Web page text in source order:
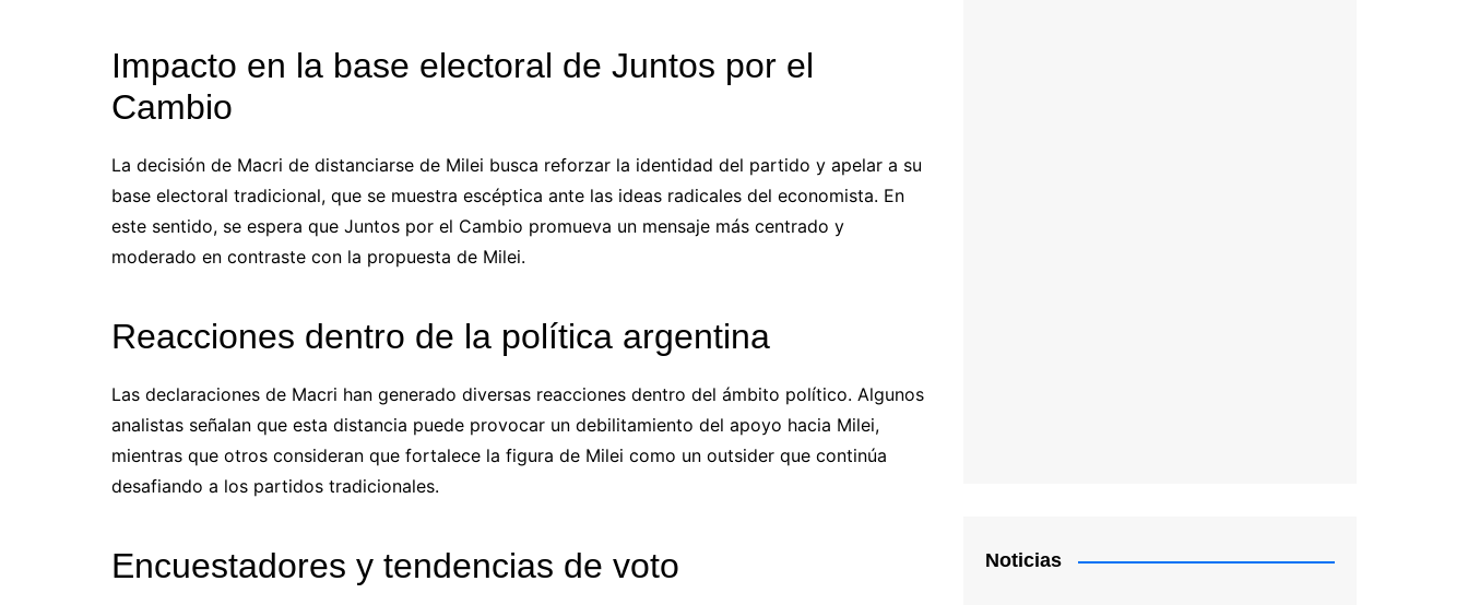
Impacto en la base electoral de Juntos por el
Cambio
La decisión de Macri de distanciarse de Milei busca reforzar la identidad del partido y apelar a su
base electoral tradicional, que se muestra escéptica ante las ideas radicales del economista. En
este sentido, se espera que Juntos por el Cambio promueva un mensaje más centrado y
moderado en contraste con la propuesta de Milei.
Reacciones dentro de la política argentina
Las declaraciones de Macri han generado diversas reacciones dentro del ámbito político. Algunos
analistas señalan que esta distancia puede provocar un debilitamiento del apoyo hacia Milei,
mientras que otros consideran que fortalece la figura de Milei como un outsider que continúa
desafiando a los partidos tradicionales.
Encuestadores y tendencias de voto Noticias